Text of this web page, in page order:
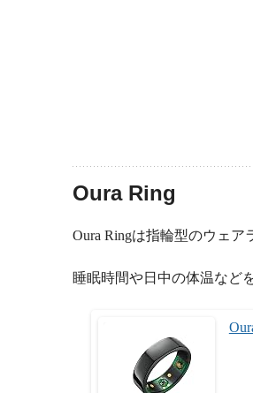
Oura Ring
Oura Ringは指輪型のウェア
睡眠時間や日中の体温など